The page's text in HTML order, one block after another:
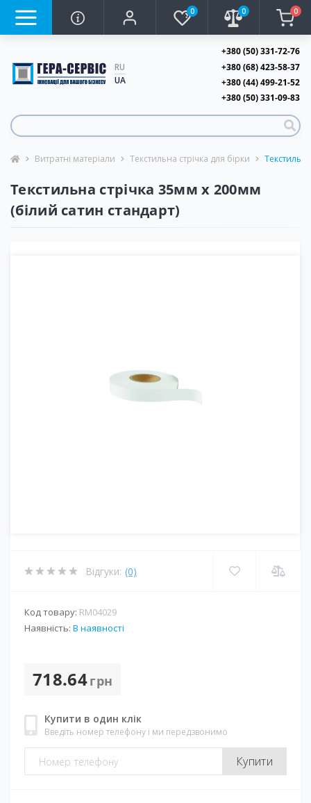
0 0 0
RU
UA
+380 (50) 331-72-76
+380 (68) 423-58-37
+380 (44) 499-21-52
+380 (50) 331-09-83
Витратні матеріали Текстильна стрічка для бірки
Текстильна стрічка 35мм х 200мм
(білий сатин стандарт)
Відгуки: (0)
Код товару: RM04029
Наявність: В наявності
718.64грн
Купити в один клік
Введіть номер телефону і ми передзвонимо
Купити